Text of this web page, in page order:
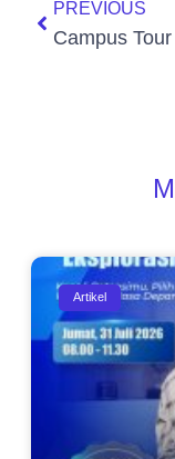
PREVIOUS
Artikel